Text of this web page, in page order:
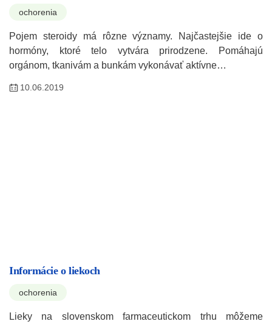
ochorenia
Pojem steroidy má rôzne významy. Najčastejšie ide o
hormóny, ktoré telo vytvára prirodzene. Pomáhajú
orgánom, tkanivám a bunkám vykonávať aktívne…
10.06.2019
Informácie o liekoch
ochorenia
Lieky na slovenskom farmaceutickom trhu môžeme